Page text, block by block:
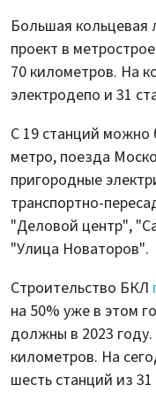
Большая кольцевая
проект в
70 километров. На
электродепо и 31
С 19 станций можно
метро, поезда
пригородные
транспортно-
"Деловой центр",
"Улица Новаторов".
Строительство БКЛ
на 50% уже в этом
должны в 2023
километров. На
шесть станций из